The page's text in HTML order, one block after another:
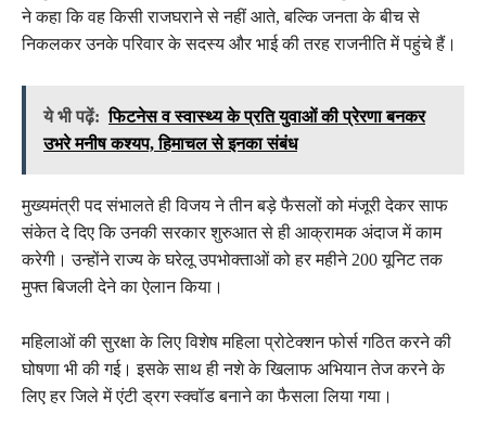
ने कहा कि वह किसी राजघराने से नहीं आते, बल्कि जनता के बीच से
निकलकर उनके परिवार के सदस्य और भाई की तरह राजनीति में पहुंचे हैं।
ये भी पढ़ें: फिटनेस व स्वास्थ्य के प्रति युवाओं की प्रेरणा बनकर
उभरे मनीष कश्यप, हिमाचल से इनका संबंध
मुख्यमंत्री पद संभालते ही विजय ने तीन बड़े फैसलों को मंजूरी देकर साफ
संकेत दे दिए कि उनकी सरकार शुरुआत से ही आक्रामक अंदाज में काम
करेगी। उन्होंने राज्य के घरेलू उपभोक्ताओं को हर महीने 200 यूनिट तक
मुफ्त बिजली देने का ऐलान किया।
महिलाओं की सुरक्षा के लिए विशेष महिला प्रोटेक्शन फोर्स गठित करने की
घोषणा भी की गई। इसके साथ ही नशे के खिलाफ अभियान तेज करने के
लिए हर जिले में एंटी ड्रग स्क्वॉड बनाने का फैसला लिया गया।